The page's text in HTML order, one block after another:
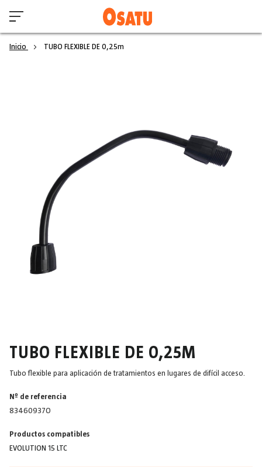
Inicio TUBO FLEXIBLE DE 0,25m
TUBO FLEXIBLE DE 0,25M
Tubo flexible para aplicación de tratamientos en lugares de difícil acceso.
Nº de referencia
83460937O
Productos compatibles
EVOLUTION 15 LTC